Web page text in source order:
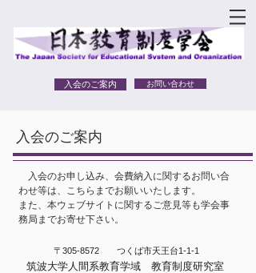
入会のご案内 お問い合わせ
入会のご案内
入会のお申し込み、会費納入に関するお問い合
わせ等は、こちらまでお願いいたします。
また、本ウェブサイトに関するご意見等も学会事
務局までお寄せ下さい。
〒305-8572 つくば市天王台1-1-1
筑波大学人間系教育学域 教育制度研究室